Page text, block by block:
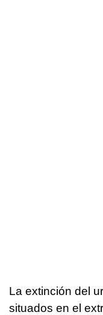
La extinción del
situados en el